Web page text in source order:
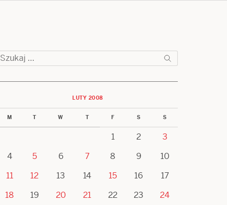
Szukaj:
LUTY 2008
M T W T F S S
1 2
3
4
5 6 7 8 9
10
11
12 13 14 15 16
17
18
19 20 21 22 23
24